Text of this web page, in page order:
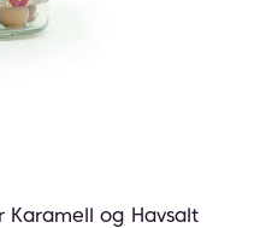
Karamell og Havsalt